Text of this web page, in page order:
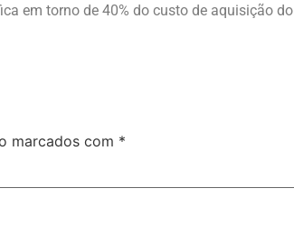
em torno de 40% do custo de aquisição do
marcados com *